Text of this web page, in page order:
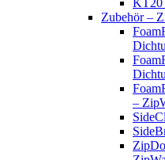
KT20
Zubehör –
–